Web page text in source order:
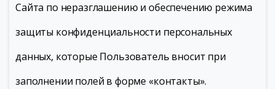
Сайта по неразглашению и обеспечению режима
защиты конфиденциальности персональных
данных, которые Пользователь вносит при
заполнении полей в форме «контакты».